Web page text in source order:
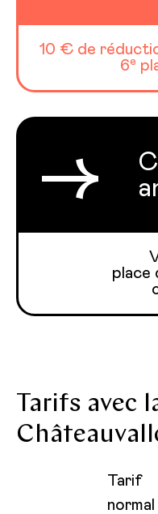
10 € de
6e
→
place
Tarifs avec
Tarif
normal